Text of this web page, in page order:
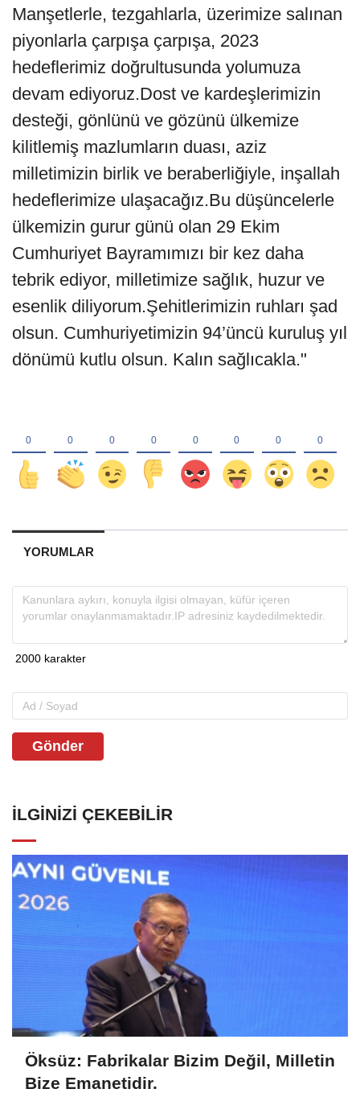
Manşetlerle, tezgahlarla, üzerimize salınan
piyonlarla çarpışa çarpışa, 2023
hedeflerimiz doğrultusunda yolumuza
devam ediyoruz.Dost ve kardeşlerimizin
desteği, gönlünü ve gözünü ülkemize
kilitlemiş mazlumların duası, aziz
milletimizin birlik ve beraberliğiyle, inşallah
hedeflerimize ulaşacağız.Bu düşüncelerle
ülkemizin gurur günü olan 29 Ekim
Cumhuriyet Bayramımızı bir kez daha
tebrik ediyor, milletimize sağlık, huzur ve
esenlik diliyorum.Şehitlerimizin ruhları şad
olsun. Cumhuriyetimizin 94’üncü kuruluş yıl
dönümü kutlu olsun. Kalın sağlıcakla."
YORUMLAR
Gönder
İLGINIZI ÇEKEBILIR
Öksüz: Fabrikalar Bizim Değil, Milletin
Bize Emanetidir.